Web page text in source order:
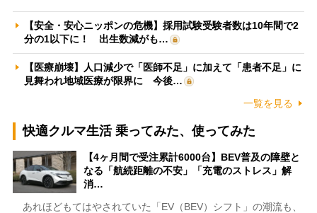
【安全・安心ニッポンの危機】採用試験受験者数は10年間で2
分の1以下に！ 出生数減がも…
【医療崩壊】人口減少で「医師不足」に加えて「患者不足」に
見舞われ地域医療が限界に 今後…
一覧を見る
快適クルマ生活 乗ってみた、使ってみた
【4ヶ月間で受注累計6000台】BEV普及の障壁と
なる「航続距離の不安」「充電のストレス」解
消…
あれほどもてはやされていた「EV（BEV）シフト」の潮流も、